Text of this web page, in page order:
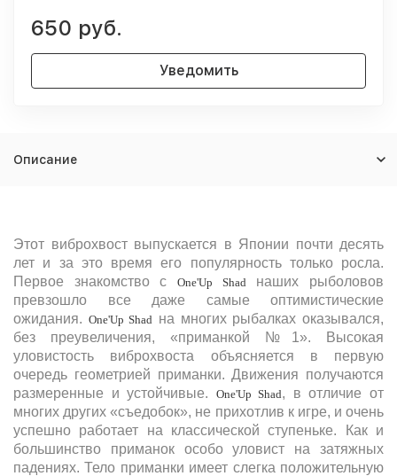
650 руб.
Уведомить
Описание
Этот виброхвост выпускается в Японии почти десять
лет и за это время его популярность только росла.
Первое знакомство с One'Up Shad наших рыболовов
превзошло все даже самые оптимистические
ожидания. One'Up Shad на многих рыбалках оказывался,
без преувеличения, «приманкой №1». Высокая
уловистость виброхвоста объясняется в первую
очередь геометрией приманки. Движения получаются
размеренные и устойчивые. One'Up Shad, в отличие от
многих других «съедобок», не прихотлив к игре, и очень
успешно работает на классической ступеньке. Как и
большинство приманок особо уловист на затяжных
падениях. Тело приманки имеет слегка положительную